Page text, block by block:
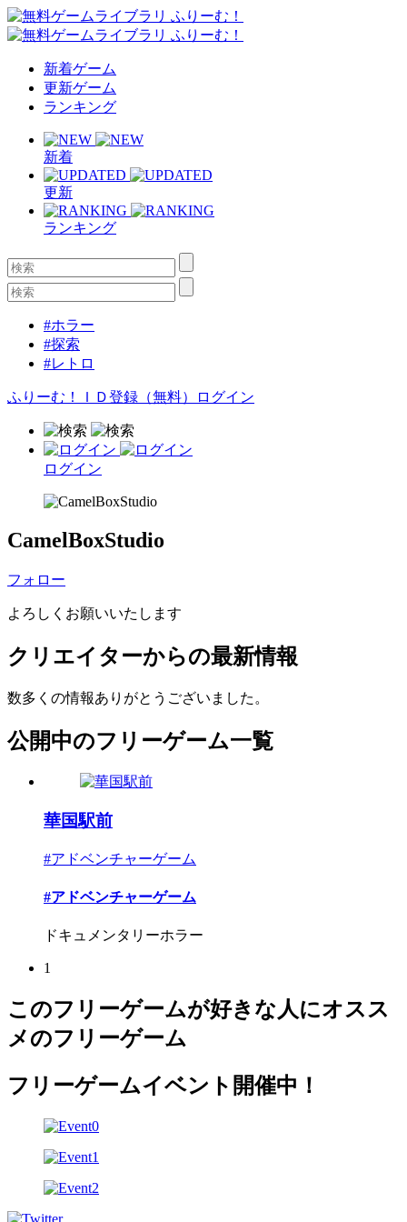
新着ゲーム
更新ゲーム
ランキング
新着
更新
ランキング
#ホラー
#探索
#レトロ
ふりーむ！ＩＤ登録（無料） ログイン
ログイン
CamelBoxStudio
フォロー
よろしくお願いいたします
クリエイターからの最新情報
数多くの情報ありがとうございました。
公開中のフリーゲーム一覧
華国駅前
#アドベンチャーゲーム
#アドベンチャーゲーム
ドキュメンタリーホラー
1
このフリーゲームが好きな人にオスス
メのフリーゲーム
フリーゲームイベント開催中！